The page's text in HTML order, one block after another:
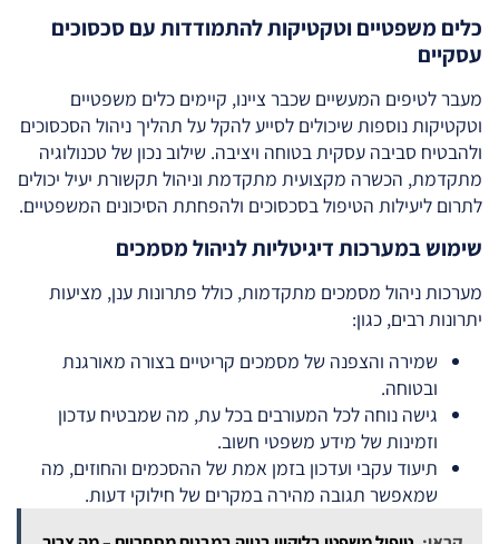
כלים משפטיים וטקטיקות להתמודדות עם סכסוכים
עסקיים
מעבר לטיפים המעשיים שכבר ציינו, קיימים כלים משפטיים
וטקטיקות נוספות שיכולים לסייע להקל על תהליך ניהול הסכסוכים
ולהבטיח סביבה עסקית בטוחה ויציבה. שילוב נכון של טכנולוגיה
מתקדמת, הכשרה מקצועית מתקדמת וניהול תקשורת יעיל יכולים
לתרום ליעילות הטיפול בסכסוכים ולהפחתת הסיכונים המשפטיים.
שימוש במערכות דיגיטליות לניהול מסמכים
מערכות ניהול מסמכים מתקדמות, כולל פתרונות ענן, מציעות
יתרונות רבים, כגון:
שמירה והצפנה של מסמכים קריטיים בצורה מאורגנת
ובטוחה.
גישה נוחה לכל המעורבים בכל עת, מה שמבטיח עדכון
וזמינות של מידע משפטי חשוב.
תיעוד עקבי ועדכון בזמן אמת של ההסכמים והחוזים, מה
שמאפשר תגובה מהירה במקרים של חילוקי דעות.